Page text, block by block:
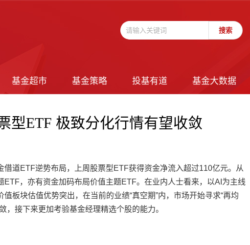
基金超市 基金策略 投基有道 基金大数据
型ETF 极致分化行情有望收敛
借道ETF逆势布局，上周股票型ETF获得资金净流入超过110亿元。从
ETF，亦有资金加码布局价值主题ETF。在业内人士看来，以AI为主线
板块估值优势突出，在当前的业绩“真空期”内，市场开始寻求“再均
，接下来更加考验基金经理精选个股的能力。